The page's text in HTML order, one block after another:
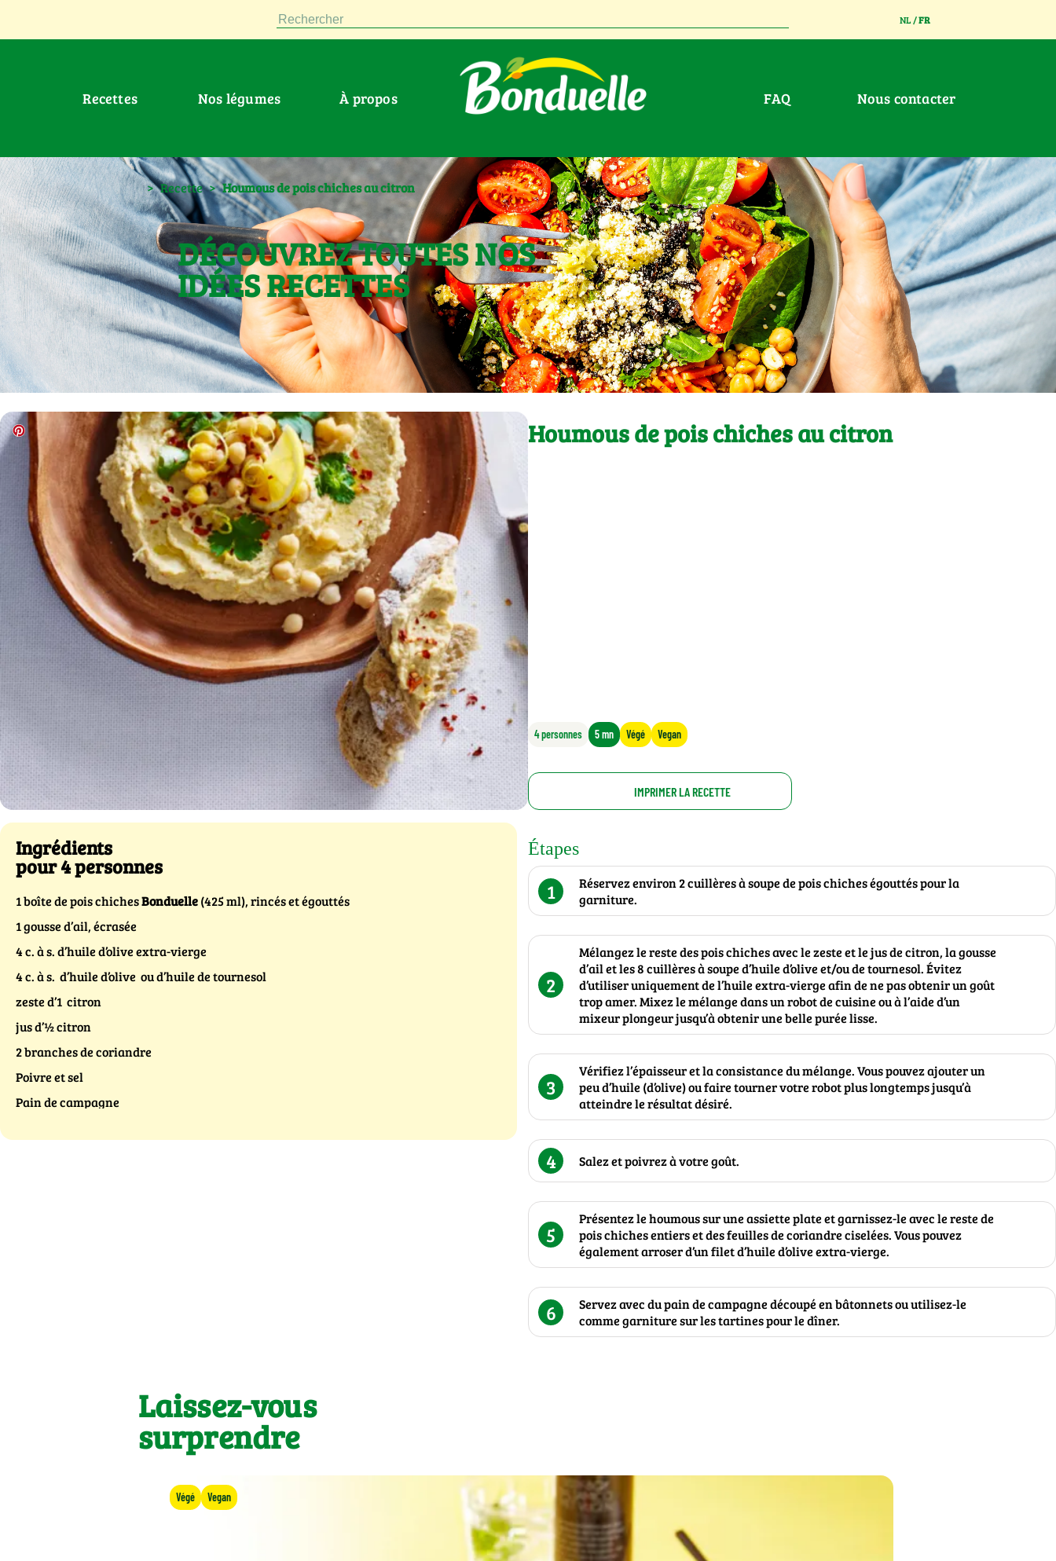
Rechercher NL /FR
Recettes Nos légumes À propos FAQ Nous contacter
> Recette > Houmous de pois chiches au citron
DÉCOUVREZ TOUTES NOS
IDÉES RECETTES
Houmous de pois chiches au citron
4 personnes 5 mn Végé Vegan
IMPRIMER LA RECETTE
Ingrédients
pour 4 personnes
1 boîte de pois chichesBonduelle(425 ml), rincés et égouttés
1 gousse d’ail, écrasée
4 c. à s. d’huile d’olive extra-vierge
4 c. à s. d’huile d’olive ou d’huile de tournesol
zeste d’1 citron
jus d’½ citron
2 branches de coriandre
Poivre et sel
Pain de campagne
Étapes
1
Réservez environ 2 cuillères à soupe de pois chiches égouttés pour la
garniture.
2
Mélangez le reste des pois chiches avec le zeste et le jus de citron, la gousse
d’ail et les 8 cuillères à soupe d’huile d’olive et/ou de tournesol. Évitez
d’utiliser uniquement de l’huile extra-vierge afin de ne pas obtenir un goût
trop amer. Mixez le mélange dans un robot de cuisine ou à l’aide d’un
mixeur plongeur jusqu’à obtenir une belle purée lisse.
3
Vérifiez l’épaisseur et la consistance du mélange. Vous pouvez ajouter un
peu d’huile (d’olive) ou faire tourner votre robot plus longtemps jusqu’à
atteindre le résultat désiré.
4 Salez et poivrez à votre goût.
5
Présentez le houmous sur une assiette plate et garnissez-le avec le reste de
pois chiches entiers et des feuilles de coriandre ciselées. Vous pouvez
également arroser d’un filet d’huile d’olive extra-vierge.
6
Servez avec du pain de campagne découpé en bâtonnets ou utilisez-le
comme garniture sur les tartines pour le dîner.
Laissez-vous
surprendre
Végé Vegan